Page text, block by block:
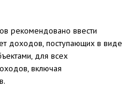
рекомендовано ввести
доходов, поступающих в виде
для всех
включая